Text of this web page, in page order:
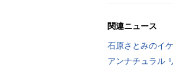
関連ニュース
石原さとみのイ
アンナチュラル